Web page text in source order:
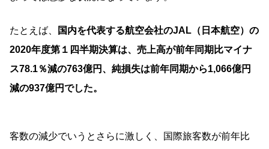
たとえば、
国内を代表する航空会社のJAL（日本航空）の
2020年度第１四半期決算は、売上高が前年同期比マイナ
ス78.1％減の763億円、純損失は前年同期から1,066億円
減の937億円でした。
客数の減少でいうとさらに激しく、国際旅客数が前年比